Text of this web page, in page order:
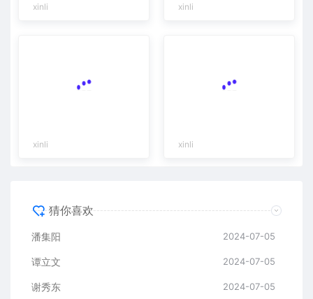
xinli xinli
xinli xinli
猜你喜欢
潘集阳 2024-07-05
谭立文 2024-07-05
谢秀东 2024-07-05